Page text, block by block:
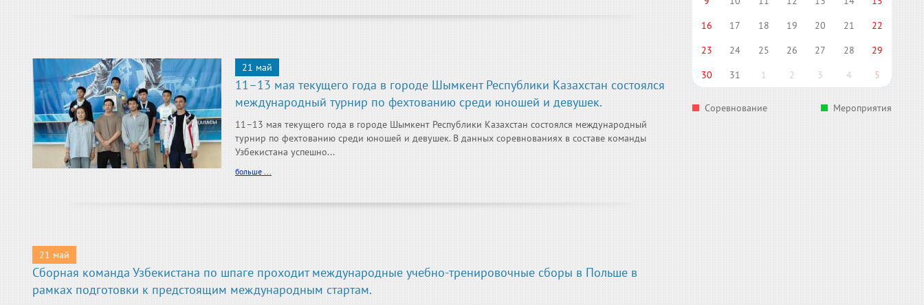
21 май
11–13 мая текущего года в городе Шымкент Республики Казахстан состоялся
международный турнир по фехтованию среди юношей и девушек.
11–13 мая текущего года в городе Шымкент Республики Казахстан состоялся международный
турнир по фехтованию среди юношей и девушек. В данных соревнованиях в составе команды
Узбекистана успешно...
больше ...
21 май
Сборная команда Узбекистана по шпаге проходит международные учебно-тренировочные сборы в Польше в
рамках подготовки к предстоящим международным стартам.
16
17 18 19 20 21
22
23
24 25 26 27 28
29
30
31 1 2 3 4 5
Соревнование Мероприятия